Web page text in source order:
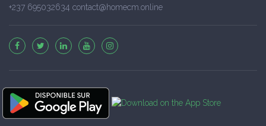
+237 695032634 contact@homecm.online